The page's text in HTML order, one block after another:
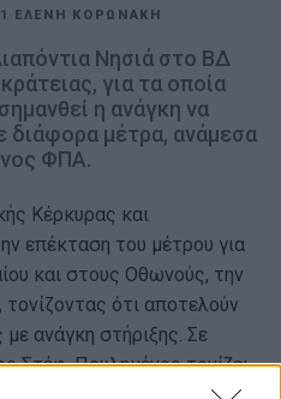
ΕΛΕΝΗ ΚΟΡΩΝΑΚΗ
Νησιά στο ΒΔ
για τα οποία
η ανάγκη να
διάφορα μέτρα, ανάμεσα
ΦΠΑ.
Κέρκυρας και
επέκταση του μέτρου για
και στους Οθωνούς, την
ότι αποτελούν
με ανάγκη στήριξης. Σε
Στέφ. Πουλημένος τονίζει